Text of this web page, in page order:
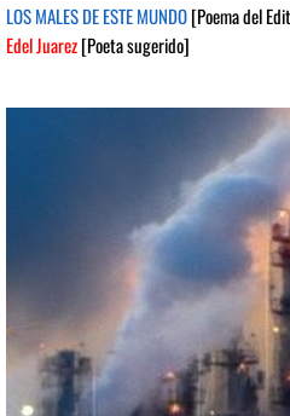
LOS MALES DE ESTE MUNDO[Poema del
Edel Juarez[Poeta sugerido]